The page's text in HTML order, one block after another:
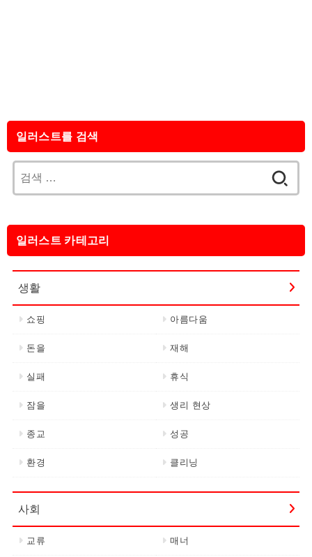
일러스트를 검색
색:
일러스트 카테고리
생활
쇼핑 아름다움
돈을 재해
실패 휴식
잠을 생리 현상
종교 성공
환경 클리닝
사회
교류 매너